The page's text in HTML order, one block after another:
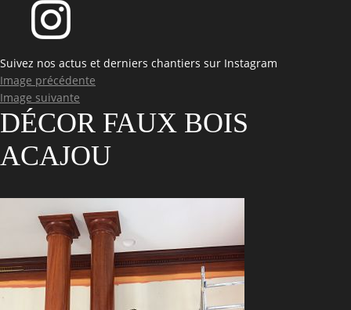
Suivez nos actus et derniers chantiers sur Instagram
Image précédente
Image suivante
DÉCOR FAUX BOIS
ACAJOU